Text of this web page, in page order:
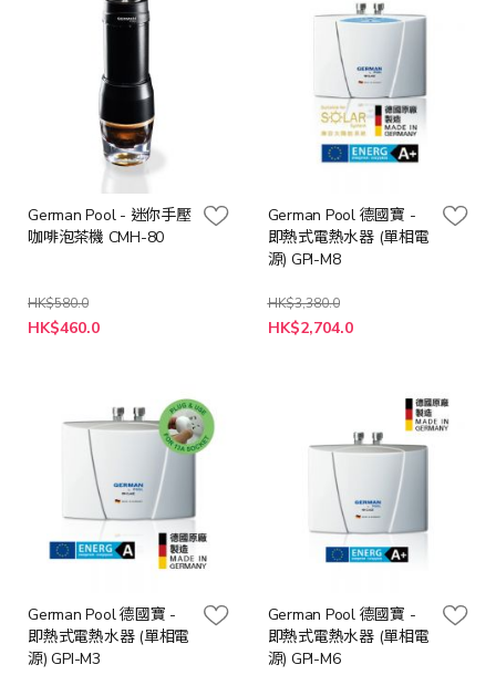
German Pool - 迷你手壓
咖啡泡茶機 CMH-80
HK$580.0
特
殊
HK$460.0
German Pool 德國寶 -
即熱式電熱水器 (單相電
源) GPI-M8
HK$3,380.0
特
殊
HK$2,704.0
German Pool 德國寶 -
即熱式電熱水器 (單相電
源) GPI-M3
German Pool 德國寶 -
即熱式電熱水器 (單相電
源) GPI-M6